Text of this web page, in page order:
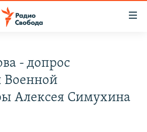
- допрос
Военной
Алексея Симухина